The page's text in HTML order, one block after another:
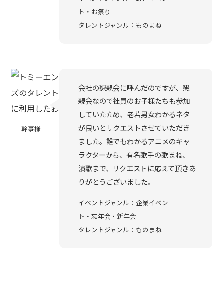
ト・お祭り
タレントジャンル：ものまね
幹事様
会社の懇親会に呼んだのですが、懇
親会なので社員のお子様たちも参加
していたため、老若男女わかるネタ
が良いとリクエストさせていただき
ました。誰でもわかるアニメのキャ
ラクターから、有名歌手の歌まね、
演歌まで、リクエストに応えて頂きあ
りがとうございました。
イベントジャンル：企業イベン
ト・忘年会・新年会
タレントジャンル：ものまね